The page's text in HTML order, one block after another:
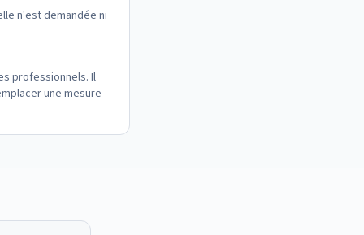
n'est demandée ni
professionnels. Il
une mesure